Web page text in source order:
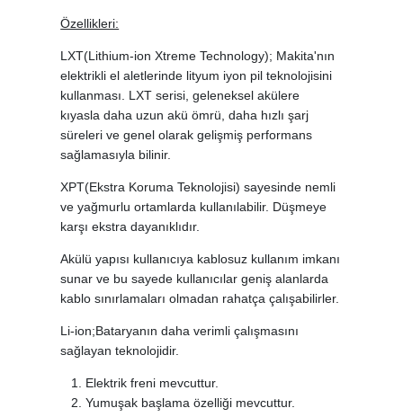
Özellikleri:
LXT(Lithium-ion Xtreme Technology); Makita'nın
elektrikli el aletlerinde lityum iyon pil teknolojisini
kullanması. LXT serisi, geleneksel akülere
kıyasla daha uzun akü ömrü, daha hızlı şarj
süreleri ve genel olarak gelişmiş performans
sağlamasıyla bilinir.
XPT(Ekstra Koruma Teknolojisi) sayesinde nemli
ve yağmurlu ortamlarda kullanılabilir. Düşmeye
karşı ekstra dayanıklıdır.
Akülü yapısı kullanıcıya kablosuz kullanım imkanı
sunar ve bu sayede kullanıcılar geniş alanlarda
kablo sınırlamaları olmadan rahatça çalışabilirler.
Li-ion;Bataryanın daha verimli çalışmasını
sağlayan teknolojidir.
Elektrik freni mevcuttur.
Yumuşak başlama özelliği mevcuttur.